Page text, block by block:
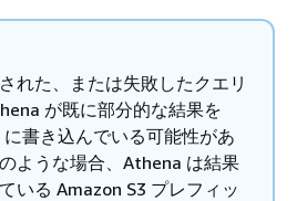
れた、または失敗したクエリ
が既に部分的な結果を
に書き込んでいる可能性があ
ような場合、Athena は結果
いる Amazon S3 プレフィッ